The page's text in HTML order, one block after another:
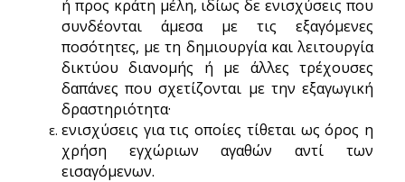
ή προς κράτη μέλη, ιδίως δε ενισχύσεις που
συνδέονται άμεσα με τις εξαγόμενες
ποσότητες, με τη δημιουργία και λειτουργία
δικτύου διανομής ή με άλλες τρέχουσες
δαπάνες που σχετίζονται με την εξαγωγική
δραστηριότητα·
ενισχύσεις για τις οποίες τίθεται ως όρος η
χρήση εγχώριων αγαθών αντί των
εισαγόμενων.